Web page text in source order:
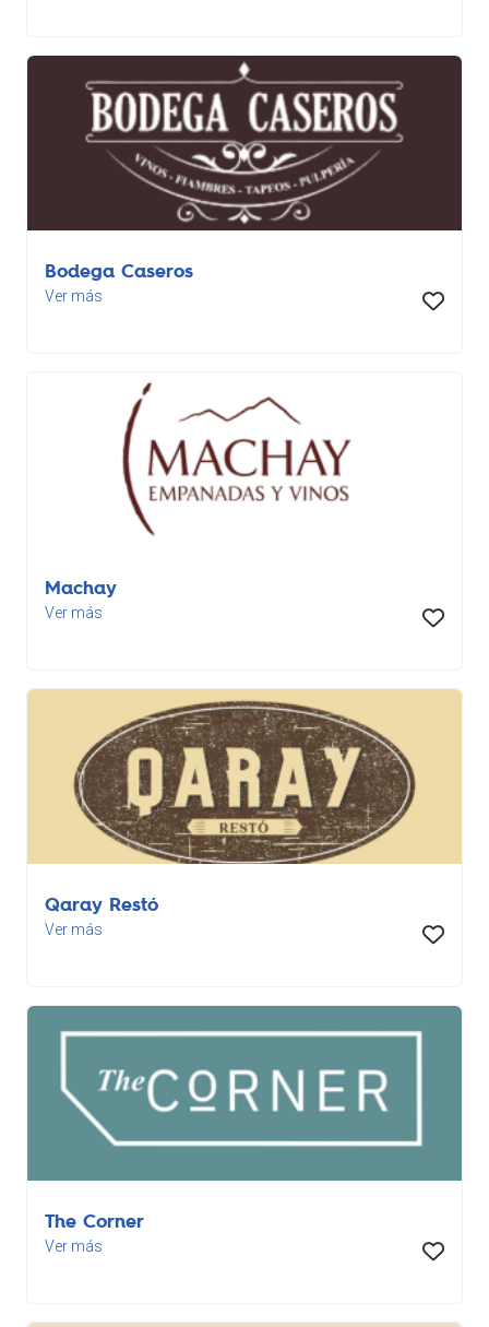
Bodega Caseros
Ver más
Machay
Ver más
Qaray Restó
Ver más
The Corner
Ver más